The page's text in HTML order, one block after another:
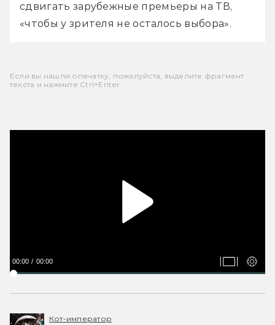
сдвигать зарубежные премьеры на ТВ,
«чтобы у зрителя не осталось выбора».
Если вы нашли опечатку, пожалуйста, выделите фрагмент
текста и нажмите Ctrl+Enter.
00:00 00:00
Кот-император